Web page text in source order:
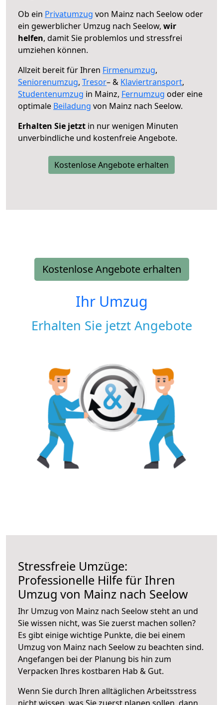
Ob ein Privatumzug von Mainz nach Seelow oder
ein gewerblicher Umzug nach Seelow, wir
helfen, damit Sie problemlos und stressfrei
umziehen können.
Allzeit bereit für Ihren Firmenumzug,
Seniorenumzug, Tresor– & Klaviertransport,
Studentenumzug in Mainz, Fernumzug oder eine
optimale Beiladung von Mainz nach Seelow.
Erhalten Sie jetzt in nur wenigen Minuten
unverbindliche und kostenfreie Angebote.
Kostenlose Angebote erhalten
Kostenlose Angebote erhalten
Ihr Umzug
Erhalten Sie jetzt Angebote
Stressfreie Umzüge:
Professionelle Hilfe für Ihren
Umzug von Mainz nach Seelow
Ihr Umzug von Mainz nach Seelow steht an und
Sie wissen nicht, was Sie zuerst machen sollen?
Es gibt einige wichtige Punkte, die bei einem
Umzug von Mainz nach Seelow zu beachten sind.
Angefangen bei der Planung bis hin zum
Verpacken Ihres kostbaren Hab & Gut.
Wenn Sie durch Ihren alltäglichen Arbeitsstress